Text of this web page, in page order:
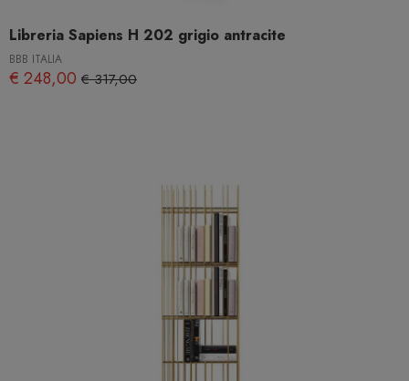
Libreria Sapiens H 202 grigio antracite
BBB ITALIA
€ 248,00 € 317,00